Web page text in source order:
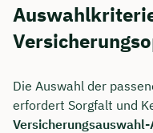
Die Auswahl der
erfordert Sorgfalt und